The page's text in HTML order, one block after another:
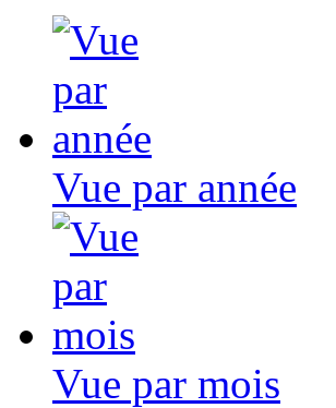
Vue par année
Vue par mois